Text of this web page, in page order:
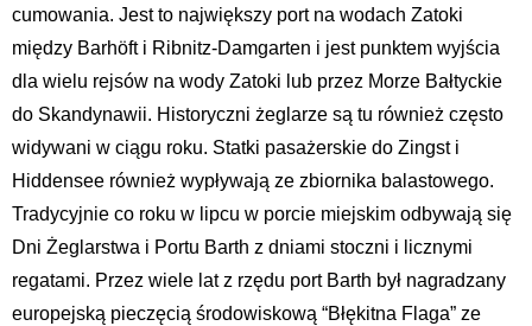
cumowania. Jest to największy port na wodach Zatoki
między Barhöft i Ribnitz-Damgarten i jest punktem wyjścia
dla wielu rejsów na wody Zatoki lub przez Morze Bałtyckie
do Skandynawii. Historyczni żeglarze są tu również często
widywani w ciągu roku. Statki pasażerskie do Zingst i
Hiddensee również wypływają ze zbiornika balastowego.
Tradycyjnie co roku w lipcu w porcie miejskim odbywają się
Dni Żeglarstwa i Portu Barth z dniami stoczni i licznymi
regatami. Przez wiele lat z rzędu port Barth był nagradzany
europejską pieczęcią środowiskową “Błękitna Flaga” ze